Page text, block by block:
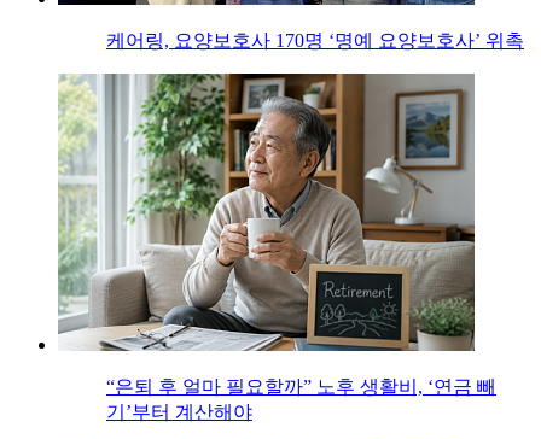
케어링, 요양보호사 170명 ‘명예 요양보호사’ 위촉
“은퇴 후 얼마 필요할까” 노후 생활비, ‘연금 빼
기’부터 계산해야